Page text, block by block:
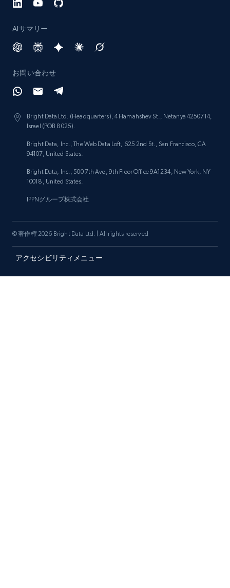
AIサマリー
お問い合わせ
Bright Data Ltd. (Headquarters), 4 Hamahshev St., Netanya 4250714,
Israel (POB 8025).
Bright Data, Inc., The Web Data Loft, 625 2nd St., San Francisco, CA
94107, United States.
Bright Data, Inc., 500 7th Ave, 9th Floor Office 9A1234, New York, NY
10018, United States.
IPPNグループ株式会社
アクセシビリティメニュー
© 著作権 2026 Bright Data Ltd. | All rights reserved